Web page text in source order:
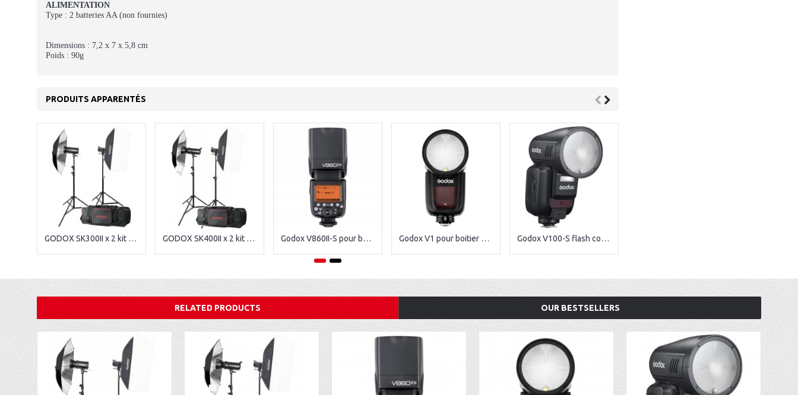
ALIMENTATION
Type : 2 batteries AA (non fournies)
Dimensions : 7,2 x 7 x 5,8 cm
Poids : 90g
PRODUITS APPARENTÉS
GODOX SK300II x 2 kit flash de studio GODOX SK400II x 2 kit flash de studio Godox V860II-S pour boitier Sony Godox V1 pour boitier Sony Godox V100-S flash cobra pour Sony
RELATED PRODUCTS OUR BESTSELLERS